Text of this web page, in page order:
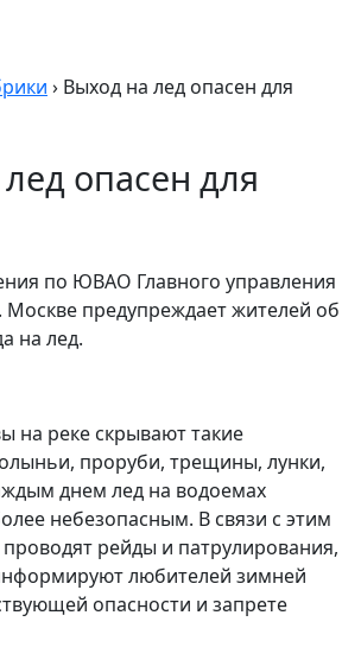
› Выход на лед опасен для
опасен для
по ЮВАО Главного управления
предупреждает жителей об
на лед.
на реке скрывают такие
проруби, трещины, лунки,
днем лед на водоемах
небезопасным. В связи с этим
рейды и патрулирования,
любителей зимней
опасности и запрете